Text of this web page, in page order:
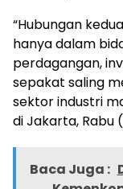
“Hubungan
hanya dalam
perdagangan,
sepakat saling
sektor industri
di Jakarta, Rabu
Baca Juga :